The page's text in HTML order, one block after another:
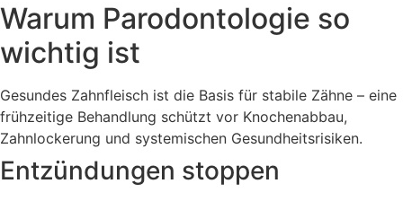
Warum Parodontologie so
wichtig ist
Gesundes Zahnfleisch ist die Basis für stabile Zähne – eine
frühzeitige Behandlung schützt vor Knochenabbau,
Zahnlockerung und systemischen Gesundheitsrisiken.
Entzündungen stoppen